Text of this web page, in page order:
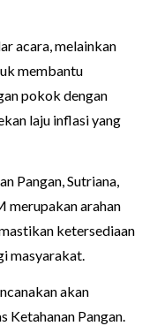
acara, melainkan
membantu
pokok dengan
laju inflasi yang
Pangan, Sutriana,
merupakan arahan
ketersediaan
masyarakat.
akan
Ketahanan Pangan.